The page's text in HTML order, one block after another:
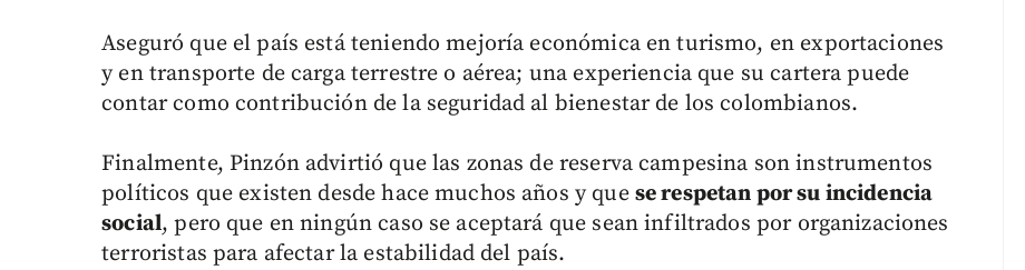
Aseguró que el país está teniendo mejoría económica en turismo, en exportaciones
y en transporte de carga terrestre o aérea; una experiencia que su cartera puede
contar como contribución de la seguridad al bienestar de los colombianos.
Finalmente, Pinzón advirtió que las zonas de reserva campesina son instrumentos
políticos que existen desde hace muchos años y que se respetan por su incidencia
social, pero que en ningún caso se aceptará que sean infiltrados por organizaciones
terroristas para afectar la estabilidad del país.